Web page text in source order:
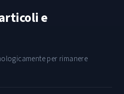
e
per rimanere